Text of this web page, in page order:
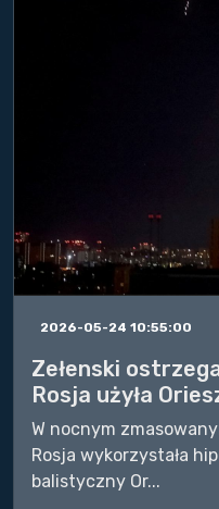
2026-05-24 10:55:00
Zełenski
Rosja użyła
W nocnym
Rosja wykorzystała
balistyczny Or...